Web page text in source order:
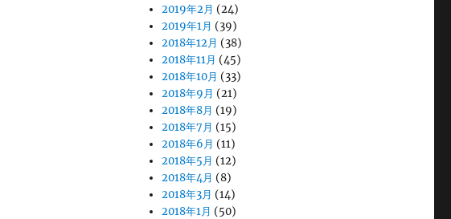
2019年2月 (24)
2019年1月 (39)
2018年12月 (38)
2018年11月 (45)
2018年10月 (33)
2018年9月 (21)
2018年8月 (19)
2018年7月 (15)
2018年6月 (11)
2018年5月 (12)
2018年4月 (8)
2018年3月 (14)
2018年1月 (50)